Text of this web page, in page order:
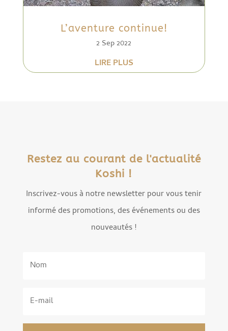
L’aventure continue!
2 Sep 2022
LIRE PLUS
Restez au courant de l'actualité
Koshi !
Inscrivez-vous à notre newsletter pour vous tenir
informé des promotions, des événements ou des
nouveautés !